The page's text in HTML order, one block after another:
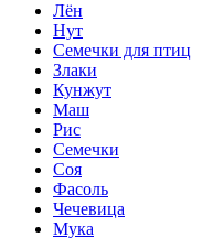
Лён
Нут
Семечки для птиц
Злаки
Кунжут
Маш
Рис
Семечки
Соя
Фасоль
Чечевица
Мука